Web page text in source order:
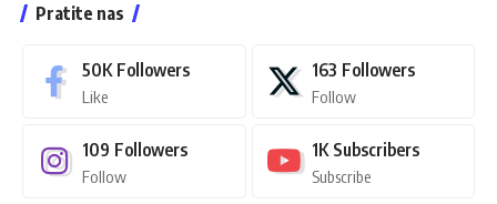
Pratite nas
50K Followers
Like
163 Followers
Follow
109 Followers
Follow
1K Subscribers
Subscribe